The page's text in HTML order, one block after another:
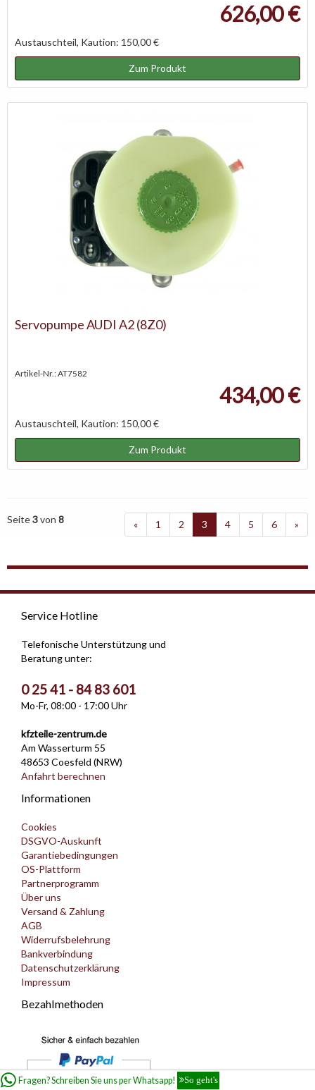
626,00 €
Austauschteil, Kaution: 150,00 €
Zum Produkt
Servopumpe AUDI A2 (8Z0)
Artikel-Nr.: AT7582
434,00 €
Austauschteil, Kaution: 150,00 €
Zum Produkt
Seite3von 8 « 1 2 3 4 5 6 »
Service Hotline
Telefonische Unterstützung und
Beratung unter:
0 25 41 - 84 83 601
Mo-Fr, 08:00 - 17:00 Uhr
kfzteile-zentrum.de
Am Wasserturm 55
48653 Coesfeld (NRW)
Anfahrt berechnen
Informationen
Cookies
DSGVO-Auskunft
Garantiebedingungen
OS-Plattform
Partnerprogramm
Über uns
Versand & Zahlung
AGB
Widerrufsbelehrung
Bankverbindung
Datenschutzerklärung
Impressum
Bezahlmethoden
Fragen? Schreiben Sie uns per Whatsapp! So geht's